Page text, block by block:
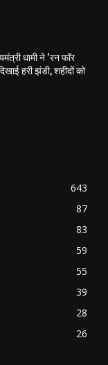
धामी ने ‘रन फॉर
हरी झंडी, शहीदों को
643
87
83
59
55
39
28
26